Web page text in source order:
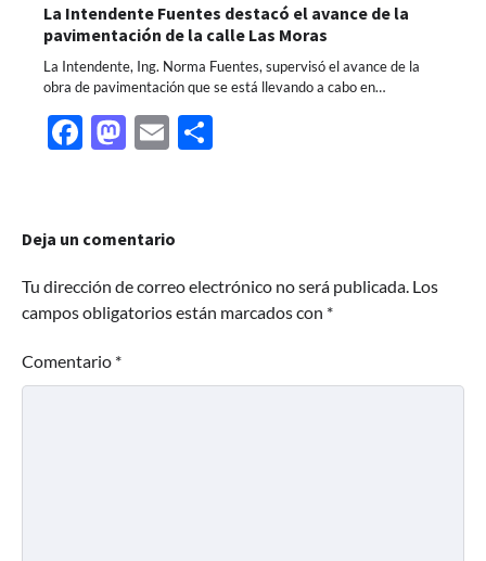
La Intendente Fuentes destacó el avance de la
pavimentación de la calle Las Moras
La Intendente, Ing. Norma Fuentes, supervisó el avance de la
obra de pavimentación que se está llevando a cabo en…
Facebook
Mastodon
Email
Deja un comentario
Tu dirección de correo electrónico no será publicada. Los
campos obligatorios están marcados con *
Comentario *